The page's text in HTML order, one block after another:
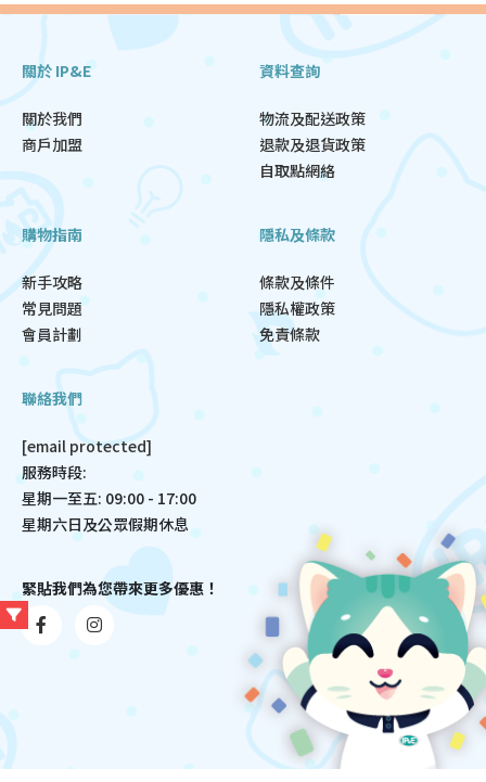
關於 IP&E
關於我們
商戶加盟
資料查詢
物流及配送政策
退款及退貨政策
自取點網絡
購物指南
新手攻略
常見問題
會員計劃
隱私及條款
條款及條件
隱私權政策
免責條款
聯絡我們
[email protected]
服務時段:
星期一至五: 09:00 - 17:00
星期六日及公眾假期休息
緊貼我們為您帶來更多優惠！